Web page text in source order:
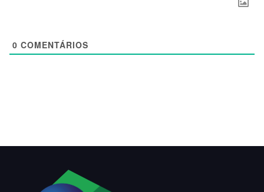
0 COMENTÁRIOS